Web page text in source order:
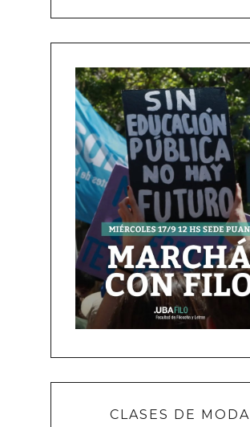
CLASES DE MODA